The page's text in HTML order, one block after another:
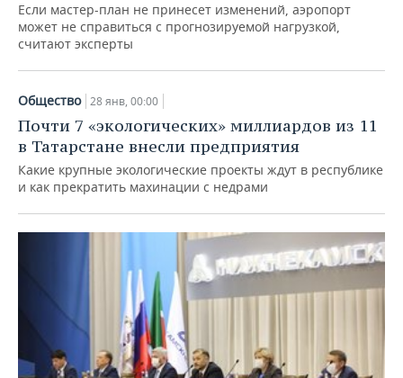
Если мастер-план не принесет изменений, аэропорт
может не справиться с прогнозируемой нагрузкой,
считают эксперты
Общество 28 янв, 00:00
Почти 7 «экологических» миллиардов из 11
в Татарстане внесли предприятия
Какие крупные экологические проекты ждут в республике
и как прекратить махинации с недрами